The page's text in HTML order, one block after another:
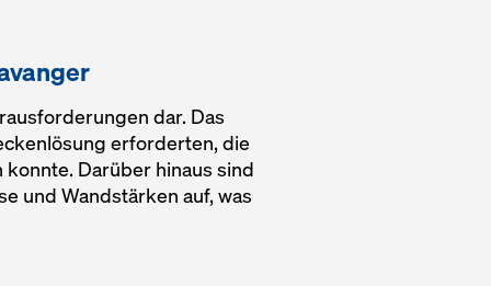
dar. Das
erforderten, die
Darüber hinaus sind
und Wandstärken auf, was